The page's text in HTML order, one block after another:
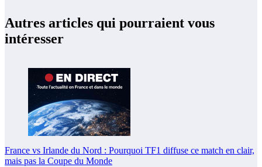
Autres articles qui pourraient vous
intéresser
France vs Irlande du Nord : Pourquoi TF1 diffuse ce match en clair,
mais pas la Coupe du Monde